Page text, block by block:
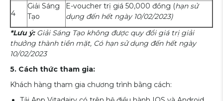
4
Giải Sáng
Tạo
E-voucher trị giá 50,000 đồng (hạn sử
dụng đến hết ngày 10/02/2023)
*Lưu ý:Giải Sáng Tạo không được quy đổi giá trị giải
thưởng thành tiền mặt, Có hạn sử dụng đến hết ngày
10/02/2023
5. Cách thức tham gia:
Khách hàng tham gia chương trình bằng cách: